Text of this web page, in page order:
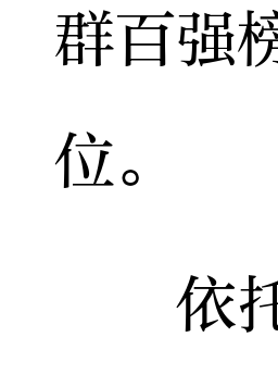
群百强
位。
依托